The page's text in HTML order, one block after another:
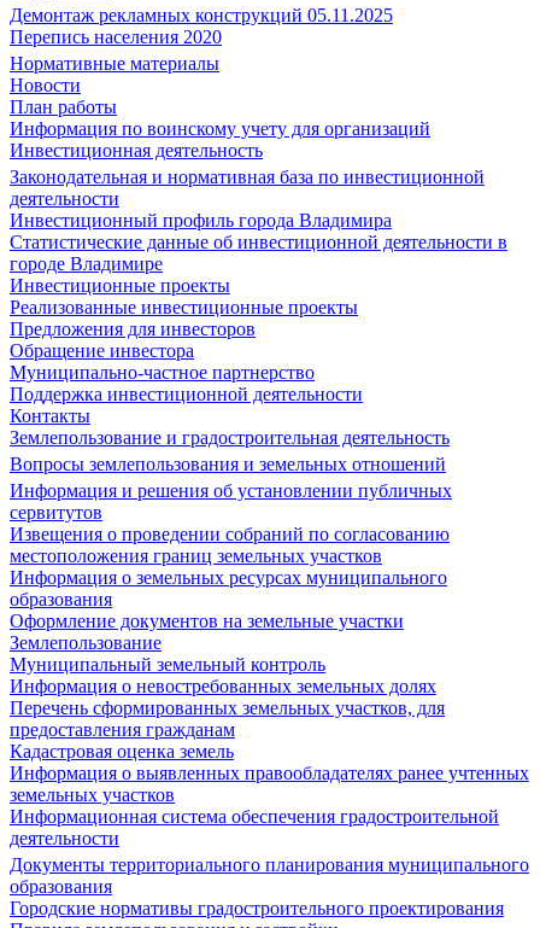
Демонтаж рекламных конструкций 05.11.2025
Перепись населения 2020
Нормативные материалы
Новости
План работы
Информация по воинскому учету для организаций
Инвестиционная деятельность
Законодательная и нормативная база по инвестиционной
деятельности
Инвестиционный профиль города Владимира
Статистические данные об инвестиционной деятельности в
городе Владимире
Инвестиционные проекты
Реализованные инвестиционные проекты
Предложения для инвесторов
Обращение инвестора
Муниципально-частное партнерство
Поддержка инвестиционной деятельности
Контакты
Землепользование и градостроительная деятельность
Вопросы землепользования и земельных отношений
Информация и решения об установлении публичных
сервитутов
Извещения о проведении собраний по согласованию
местоположения границ земельных участков
Информация о земельных ресурсах муниципального
образования
Оформление документов на земельные участки
Землепользование
Муниципальный земельный контроль
Информация о невостребованных земельных долях
Перечень сформированных земельных участков, для
предоставления гражданам
Кадастровая оценка земель
Информация о выявленных правообладателях ранее учтенных
земельных участков
Информационная система обеспечения градостроительной
деятельности
Документы территориального планирования муниципального
образования
Городские нормативы градостроительного проектирования